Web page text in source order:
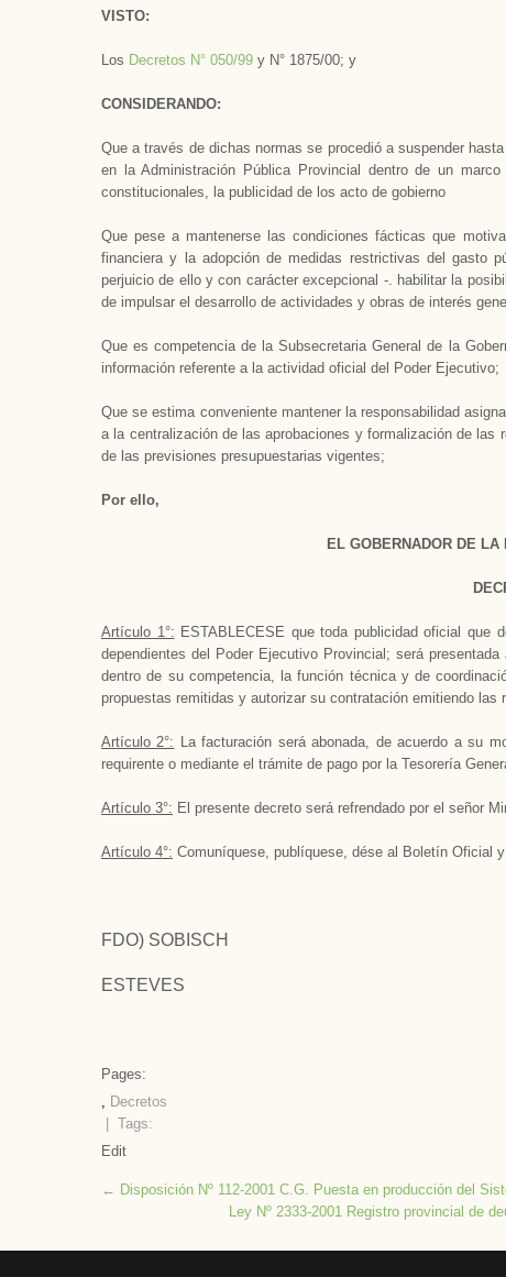
VISTO:
Los Decretos N° 050/99 y N° 1875/00; y
CONSIDERANDO:
Que a través de dichas normas se procedió a suspender
en
la Administración PúblicaProvincial dentro de un marco
constitucionales, la publicidad de los acto de gobierno
Que pese a mantenerse las condiciones fácticas que
financiera y la adopción de medidas restrictivas del gasto
perjuicio de ello y con carácter excepcional -. habilitar la
de impulsar el desarrollo de actividades y obras de interés
Que es competencia de la Subsecretaria General de la
información referente a la actividad oficial del Poder Ejecutivo;
Que se estima conveniente mantener la responsabilidad
a la centralización de las aprobaciones y formalización de
de las previsiones presupuestarias vigentes;
Por ello,
EL GOBERNADOR DE LA
Artículo 1°: ESTABLECESE que toda publicidad oficial que
dependientes del Poder Ejecutivo Provincial; será presentada
dentro de su competencia, la función técnica y de
propuestas remitidas y autorizar su contratación emitiendo las
Artículo 2°: La facturación será abonada, de acuerdo a su
requirente o mediante el trámite de pago por la Tesorería
Artículo 3°: El presente decreto será refrendado por el señor
Artículo 4°: Comuníquese, publíquese, dése al Boletín Oficial
FDO) SOBISCH
ESTEVES
Pages:
, Decretos
| Tags:
Edit
Post
← Disposición Nº 112-2001 C.G. Puesta en producción del
Ley Nº 2333-2001 Registro provincial de